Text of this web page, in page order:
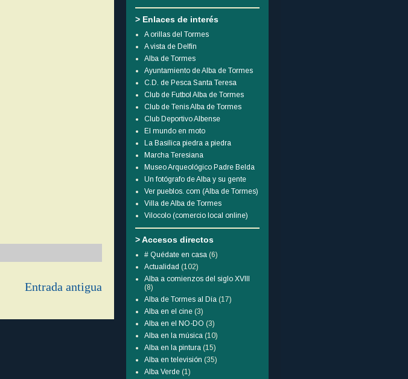
Entrada antigua
> Enlaces de interés
A orillas del Tormes
A vista de Delfín
Alba de Tormes
Ayuntamiento de Alba de Tormes
C.D. de Pesca Santa Teresa
Club de Futbol Alba de Tormes
Club de Tenis Alba de Tormes
Club Deportivo Albense
El mundo en moto
La Basílica piedra a piedra
Marcha Teresiana
Museo Arqueológico Padre Belda
Un fotógrafo de Alba y su gente
Ver pueblos. com (Alba de Tormes)
Villa de Alba de Tormes
Vilocolo (comercio local online)
> Accesos directos
# Quédate en casa (6)
Actualidad (102)
Alba a comienzos del siglo XVIII
(8)
Alba de Tormes al Día (17)
Alba en el cine (3)
Alba en el NO-DO (3)
Alba en la música (10)
Alba en la pintura (15)
Alba en televisión (35)
Alba Verde (1)